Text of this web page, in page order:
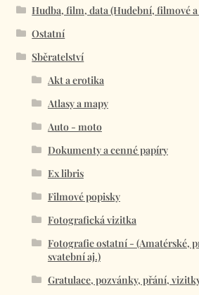
Hudba, film, data (Hudební, filmové
Ostatní
Sběratelství
Akt a erotika
Atlasy a mapy
Auto - moto
Dokumenty a cenné papíry
Ex libris
Filmové popisky
Fotografická vizitka
Fotografie ostatní - (Amatérské,
svatební aj.)
Gratulace, pozvánky, přání,